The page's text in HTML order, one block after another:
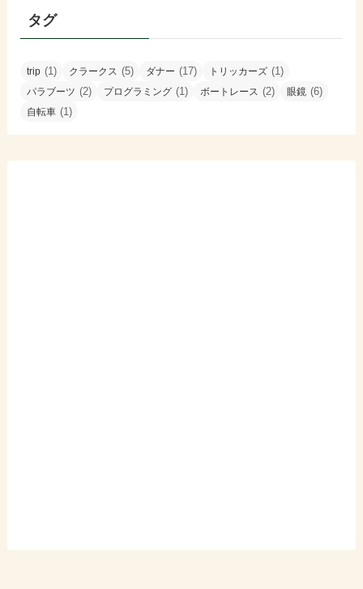
タグ
trip (1) クラークス (5) ダナー (17) トリッカーズ (1)
パラブーツ (2) プログラミング (1) ボートレース (2) 眼鏡 (6)
自転車 (1)